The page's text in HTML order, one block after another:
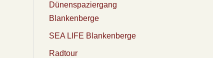
Dünenspaziergang
Blankenberge
SEA LIFE Blankenberge
Radtour